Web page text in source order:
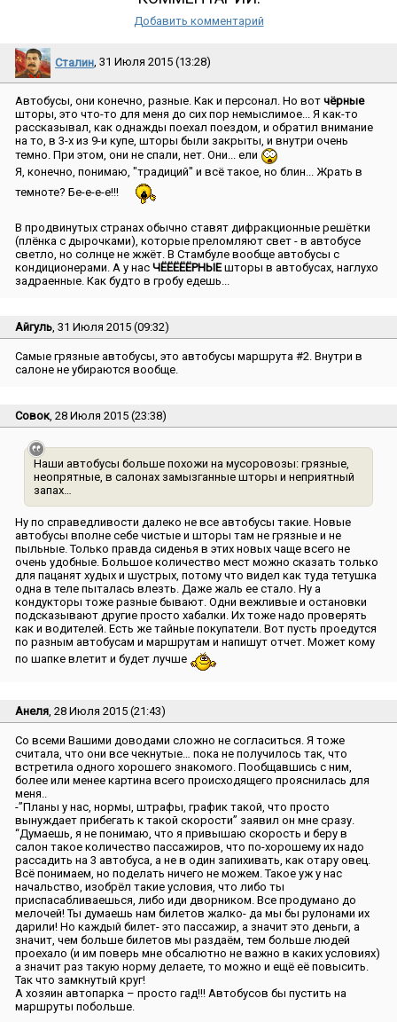
Добавить комментарий
Сталин, 31 Июля 2015 (13:28)
Автобусы, они конечно, разные. Как и персонал. Но вот чёрные
шторы, это что-то для меня до сих пор немыслимое... Я как-то
рассказывал, как однажды поехал поездом, и обратил внимание
на то, в 3-х из 9-и купе, шторы были закрыты, и внутри очень
темно. При этом, они не спали, нет. Они... ели
Я, конечно, понимаю, ″традиций″ и всё такое, но блин... Жрать в
темноте? Бе-е-е-е!!!
В продвинутых странах обычно ставят дифракционные решётки
(плёнка с дырочками), которые преломляют свет - в автобусе
светло, но солнце не жжёт. В Стамбуле вообще автобусы с
кондиционерами. А у нас ЧЁЁЁЁЁРНЫЕшторы в автобусах, наглухо
задраенные. Как будто в гробу едешь...
Айгуль , 31 Июля 2015 (09:32)
Самые грязные автобусы, это автобусы маршрута #2. Внутри в
салоне не убираются вообще.
Совок , 28 Июля 2015 (23:38)
Наши автобусы больше похожи на мусоровозы: грязные,
неопрятные, в салонах замызганные шторы и неприятный
запах…
Ну по справедливости далеко не все автобусы такие. Новые
автобусы вполне себе чистые и шторы там не грязные и не
пыльные. Только правда сиденья в этих новых чаще всего не
очень удобные. Большое количество мест можно сказать только
для пацанят худых и шустрых, потому что видел как туда тетушка
одна в теле пыталась влезть. Даже жаль ее стало. Ну а
кондукторы тоже разные бывают. Одни вежливые и остановки
подсказывают другие просто хабалки. Их тоже надо проверять
как и водителей. Есть же тайные покупатели. Вот пусть проедутся
по разным автобусам и маршрутам и напишут отчет. Может кому
по шапке влетит и будет лучше
Анеля , 28 Июля 2015 (21:43)
Со всеми Вашими доводами сложно не согласиться. Я тоже
считала, что они все чекнутые… пока не получилось так, что
встретила одного хорошего знакомого. Пообщавшись с ним,
более или менее картина всего происходящего прояснилась для
меня..
-”Планы у нас, нормы, штрафы, график такой, что просто
вынуждает прибегать к такой скорости” заявил он мне сразу.
“Думаешь, я не понимаю, что я привышаю скорость и беру в
салон такое количество пассажиров, что по-хорошему их надо
рассадить на 3 автобуса, а не в один запихивать, как отару овец.
Всё понимаем, но поделать ничего не можем. Такое уж у нас
начальство, изобрёл такие условия, что либо ты
приспасабливаешься, либо иди дворником. Все продумано до
мелочей! Ты думаешь нам билетов жалко- да мы бы рулонами их
дарили! Но каждый билет- это пассажир, а значит это деньги, а
значит, чем больше билетов мы раздаём, тем больше людей
проехало (и им поверь мне обсалютно не важно в каких условиях)
а значит раз такую норму делаете, то можно и ещё её повысить.
Так что замкнутый круг!
А хозяин автопарка – просто гад!!! Автобусов бы пустить на
маршруты побольше.